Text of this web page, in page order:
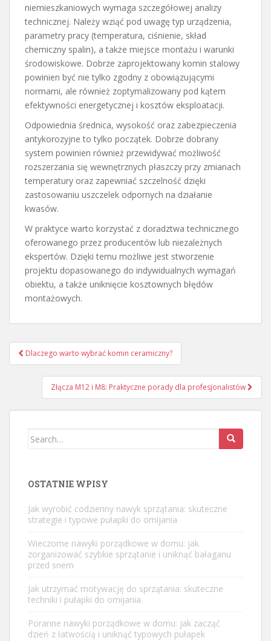
niemieszkaniowych wymaga szczegółowej analizy
technicznej. Należy wziąć pod uwagę typ urządzenia,
parametry pracy (temperatura, ciśnienie, skład
chemiczny spalin), a także miejsce montażu i warunki
środowiskowe. Dobrze zaprojektowany komin stalowy
powinien być nie tylko zgodny z obowiązującymi
normami, ale również zoptymalizowany pod kątem
efektywności energetycznej i kosztów eksploatacji.
Odpowiednia średnica, wysokość oraz zabezpieczenia
antykorozyjne to tylko początek. Dobrze dobrany
system powinien również przewidywać możliwość
rozszerzania się wewnętrznych płaszczy przy zmianach
temperatury oraz zapewniać szczelność dzięki
zastosowaniu uszczelek odpornych na działanie
kwasów.
W praktyce warto korzystać z doradztwa technicznego
oferowanego przez producentów lub niezależnych
ekspertów. Dzięki temu możliwe jest stworzenie
projektu dopasowanego do indywidualnych wymagań
obiektu, a także uniknięcie kosztownych błędów
montażowych.
Nawigacja
wpisu
Dlaczego warto wybrać komin ceramiczny?
Złącza M12 i M8: Praktyczne porady dla profesjonalistów
Search
OSTATNIE WPISY
Jak wyrobić codzienny nawyk sprzątania: skuteczne
strategie i typowe pułapki do omijania
Wieczorne nawyki porządkowe w domu: jak
zorganizować szybkie sprzątanie i uniknąć bałaganu
przed snem
Jak utrzymać motywację do sprzątania: skuteczne
techniki i pułapki do omijania
Poranne nawyki porządkowe w domu: jak zacząć
dzień z łatwością i uniknąć typowych pułapek